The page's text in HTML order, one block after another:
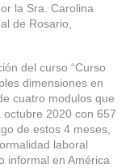
la Sra. Carolina
de Rosario,
del curso “Curso
dimensiones en
cuatro modulos que
2020 con 657
de estos 4 meses,
laboral
informal en América